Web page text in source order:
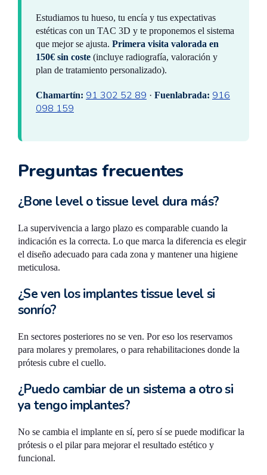
Estudiamos tu hueso, tu encía y tus expectativas
estéticas con un TAC 3D y te proponemos el sistema
que mejor se ajusta. Primera visita valorada en
150€ sin coste (incluye radiografía, valoración y
plan de tratamiento personalizado).
Chamartín: 91 302 52 89 · Fuenlabrada: 916
098 159
Preguntas frecuentes
¿Bone level o tissue level dura más?
La supervivencia a largo plazo es comparable cuando la
indicación es la correcta. Lo que marca la diferencia es elegir
el diseño adecuado para cada zona y mantener una higiene
meticulosa.
¿Se ven los implantes tissue level si
sonrío?
En sectores posteriores no se ven. Por eso los reservamos
para molares y premolares, o para rehabilitaciones donde la
prótesis cubre el cuello.
¿Puedo cambiar de un sistema a otro si
ya tengo implantes?
No se cambia el implante en sí, pero sí se puede modificar la
prótesis o el pilar para mejorar el resultado estético y
funcional.